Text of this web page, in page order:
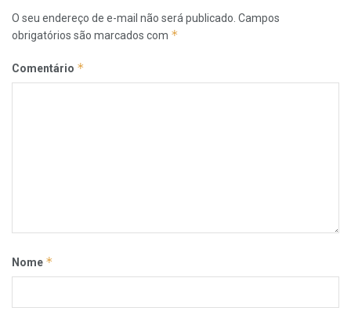
O seu endereço de e-mail não será publicado. Campos
obrigatórios são marcados com *
Comentário *
Nome *